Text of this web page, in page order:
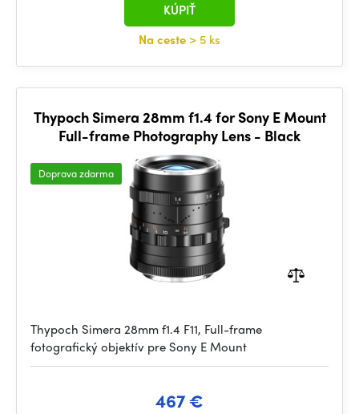
Na ceste > 5 ks
KÚPIŤ
Thypoch Simera 28mm f1.4 for Sony E Mount
Full-frame Photography Lens - Black
Doprava zdarma
Thypoch Simera 28mm f1.4 F11, Full-frame
fotografický objektív pre Sony E Mount
467 €